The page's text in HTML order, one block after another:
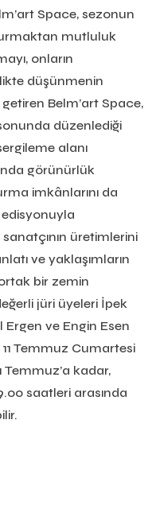
Space, sezonun
mutluluk
onların
düşünmenin
Belm’art Space,
düzenlediği
alanı
görünürlük
imkânlarını da
edisyonuyla
üretimlerini
ve yaklaşımların
bir zemin
jüri üyeleri İpek
Ergen ve Engin Esen
Temmuz Cumartesi
Temmuz’a kadar,
saatleri arasında